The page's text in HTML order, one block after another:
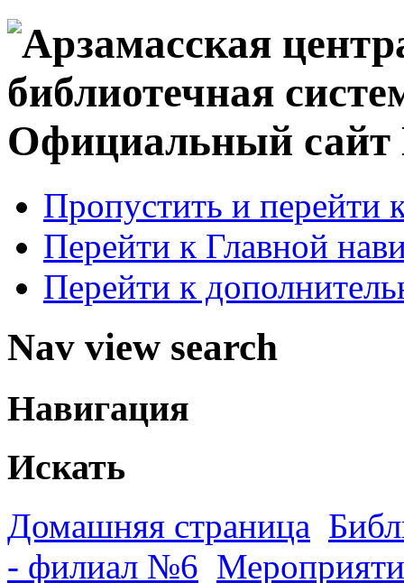
Официальный
Пропустить и перейти
Перейти к Главной
Перейти к
Nav view search
Навигация
Искать
Домашняя страница
- филиал №6